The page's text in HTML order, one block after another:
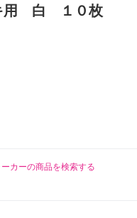
用 白 １０枚
カーの商品を検索する